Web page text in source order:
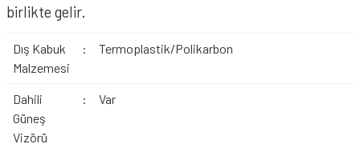
birlikte gelir.
Dış Kabuk
Malzemesi
: Termoplastik/Polikarbon
Dahili
Güneş
Vizörü
: Var